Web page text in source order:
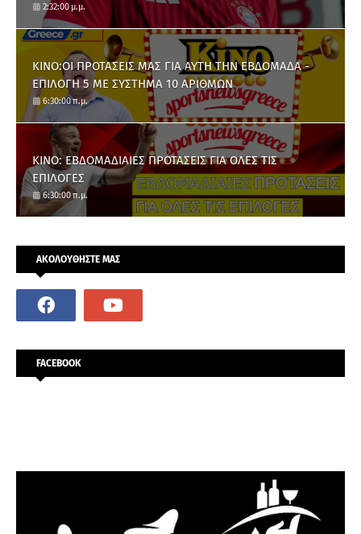
2:32:00 μ.μ.
ΚΙΝΟ:ΟΙ ΠΡΟΤΑΣΕΙΣ ΜΑΣ ΓΙΑ ΑΥΤΗ ΤΗΝ ΕΒΔΟΜΑΔΑ -
ΕΠΙΛΟΓΗ 5 ΜΕ ΣΥΣΤΗΜΑ 10 ΑΡΙΘΜΩΝ
6:30:00 π.μ.
ΚΙΝΟ: ΕΒΔΟΜΑΔΙΑΙΕΣ ΠΡΟΤΑΣΕΙΣ ΓΙΑ ΟΛΕΣ ΤΙΣ
ΕΠΙΛΟΓΕΣ
6:30:00 π.μ.
ΑΚΟΛΟΥΘΗΣΤΕ ΜΑΣ
FACEBOOK